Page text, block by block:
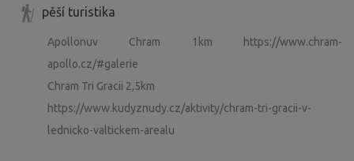
pěší turistika
Apollonuv Chram 1km https://www.chram-
apollo.cz/#galerie
Chram Tri Gracii 2,5km
https://www.kudyznudy.cz/aktivity/chram-tri-gracii-v-
lednicko-valtickem-arealu